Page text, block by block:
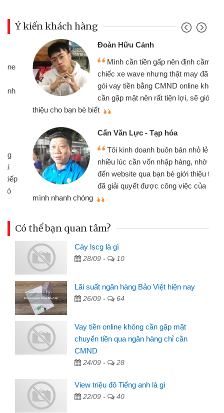
Ý kiến khách hàng
Đoàn Hữu Cảnh
Mình cần tiền gấp nên định cầm cố
chiếc xe wave nhưng thật may đã có
gói vay tiền bằng CMND online không
cần gặp mặt nên rất tiện lợi, sẽ giới
thiệu cho bạn bè biết
Cấn Văn Lực - Tạp hóa
Tôi kinh doanh buôn bán nhỏ lẻ
nhiều lúc cần vốn nhập hàng, nhờ biết
đến website qua bạn bè giới thiệu tôi
đã giải quyết được công việc của
mình nhanh chóng
Có thể bạn quan tâm?
Cày lscg là gì
28/09 - 10
Lãi suất ngân hàng Bảo Việt hiện nay
26/09 - 64
Vay tiền online không cần gặp mặt
chuyển tiền qua ngân hàng chỉ cần
CMND
24/09 - 28
View triệu đô Tiếng anh là gì
22/09 - 40